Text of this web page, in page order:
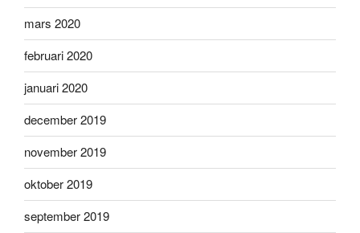
mars 2020
februari 2020
januari 2020
december 2019
november 2019
oktober 2019
september 2019